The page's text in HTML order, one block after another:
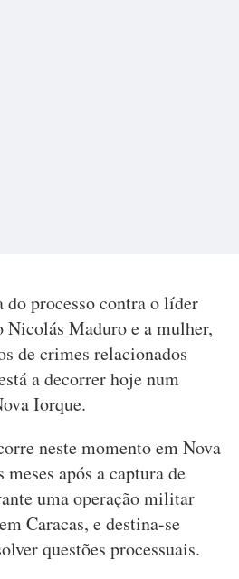
do processo contra o líder
Nicolás Maduro e a mulher,
de crimes relacionados
a decorrer hoje num
Iorque.
neste momento em Nova
após a captura de
uma operação militar
Caracas, e destina-se
questões processuais.